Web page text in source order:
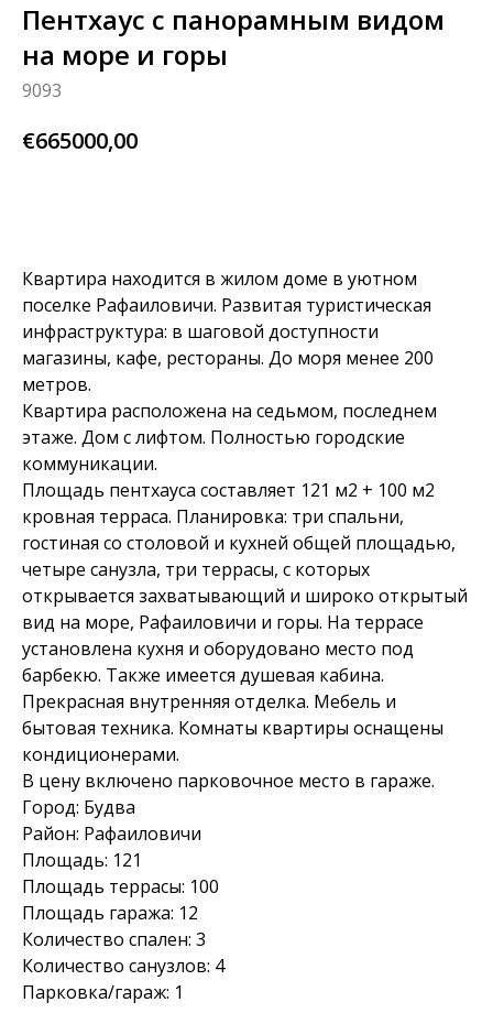
Пентхаус с панорамным видом
на море и горы
9093
€665000,00
Квартира находится в жилом доме в уютном
поселке Рафаиловичи. Развитая туристическая
инфраструктура: в шаговой доступности
магазины, кафе, рестораны. До моря менее 200
метров.
Квартира расположена на седьмом, последнем
этаже. Дом с лифтом. Полностью городские
коммуникации.
Площадь пентхауса составляет 121 м2 + 100 м2
кровная терраса. Планировка: три спальни,
гостиная со столовой и кухней общей площадью,
четыре санузла, три террасы, с которых
открывается захватывающий и широко открытый
вид на море, Рафаиловичи и горы. На террасе
установлена кухня и оборудовано место под
барбекю. Также имеется душевая кабина.
Прекрасная внутренняя отделка. Мебель и
бытовая техника. Комнаты квартиры оснащены
кондиционерами.
В цену включено парковочное место в гараже.
Город: Будва
Район: Рафаиловичи
Площадь: 121
Площадь террасы: 100
Площадь гаража: 12
Количество спален: 3
Количество санузлов: 4
Парковка/гараж: 1